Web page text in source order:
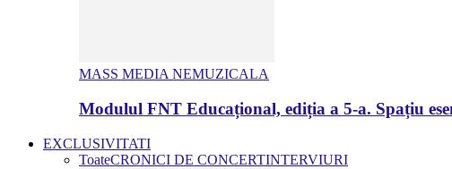
MASS MEDIA NEMUZICALA
Modulul FNT Educațional, ediția a 5-a. Spațiu
EXCLUSIVITATI
ToateCRONICI DE CONCERTINTERVIURI